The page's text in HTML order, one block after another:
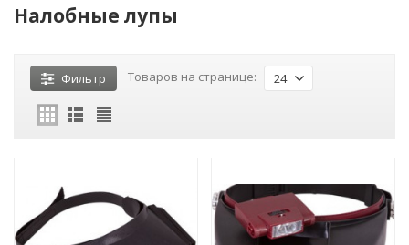
Налобные лупы
Фильтр Товаров на странице: 24